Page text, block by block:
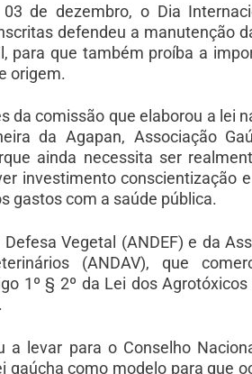
de dezembro, o Dia
defendeu a manutenção
para que também proíba a
origem.
comissão que elaborou a lei
da Agapan, Associação
ainda necessita ser
investimento conscientização
gastos com a saúde pública.
Vegetal (ANDEF) e da
(ANDAV), que
1º § 2º da Lei dos
a levar para o Conselho
gaúcha como modelo para que